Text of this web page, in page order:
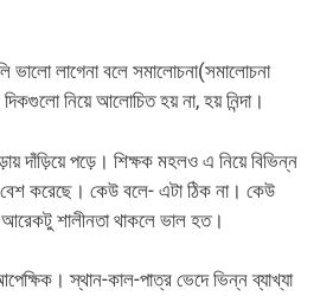
ভালো লাগেনা বলে সমালোচনা(সমালোচনা
নিয়ে আলোচিত হয় না, হয় নিন্দা।
দাঁড়িয়ে পড়ে। শিক্ষক মহলও এ নিয়ে বিভিন্ন
করেছে। কেউ বলে- এটা ঠিক না। কেউ
শালীনতা থাকলে ভাল হত।
স্থান-কাল-পাত্র ভেদে ভিন্ন ব্যাখ্যা